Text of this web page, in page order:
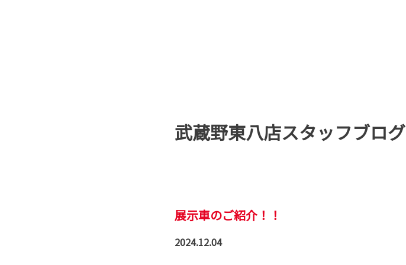
武蔵野東八店スタッフブログ
展示車のご紹介！！
2024.12.04